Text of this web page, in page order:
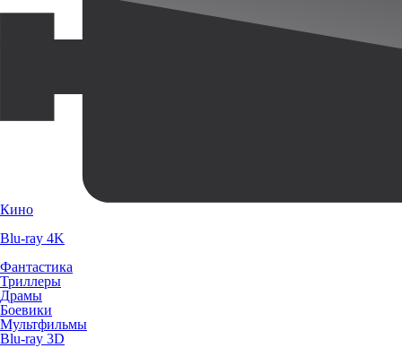
Кино
Blu-ray 4K
Фантастика
Триллеры
Драмы
Боевики
Мультфильмы
Blu-ray 3D